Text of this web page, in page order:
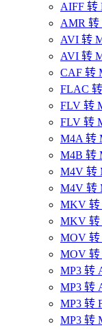
AIFF 转
AMR 转
AVI 转
AVI 转
CAF 转
FLAC
FLV 转
FLV 转
M4A 转
M4B 转
M4V 转
M4V 转
MKV 转
MKV 转
MOV 转
MOV 转
MP3 转
MP3 转
MP3 转
MP3 转